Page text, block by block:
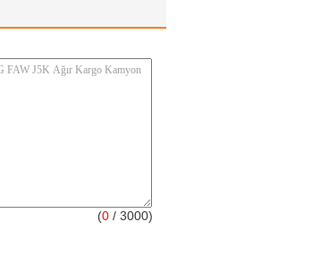
(0 / 3000)